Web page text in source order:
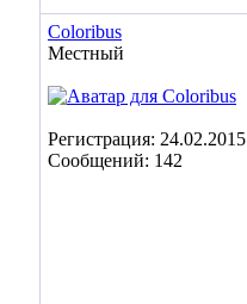
Coloribus
Местный
Регистрация: 24.02.2015
Сообщений: 142